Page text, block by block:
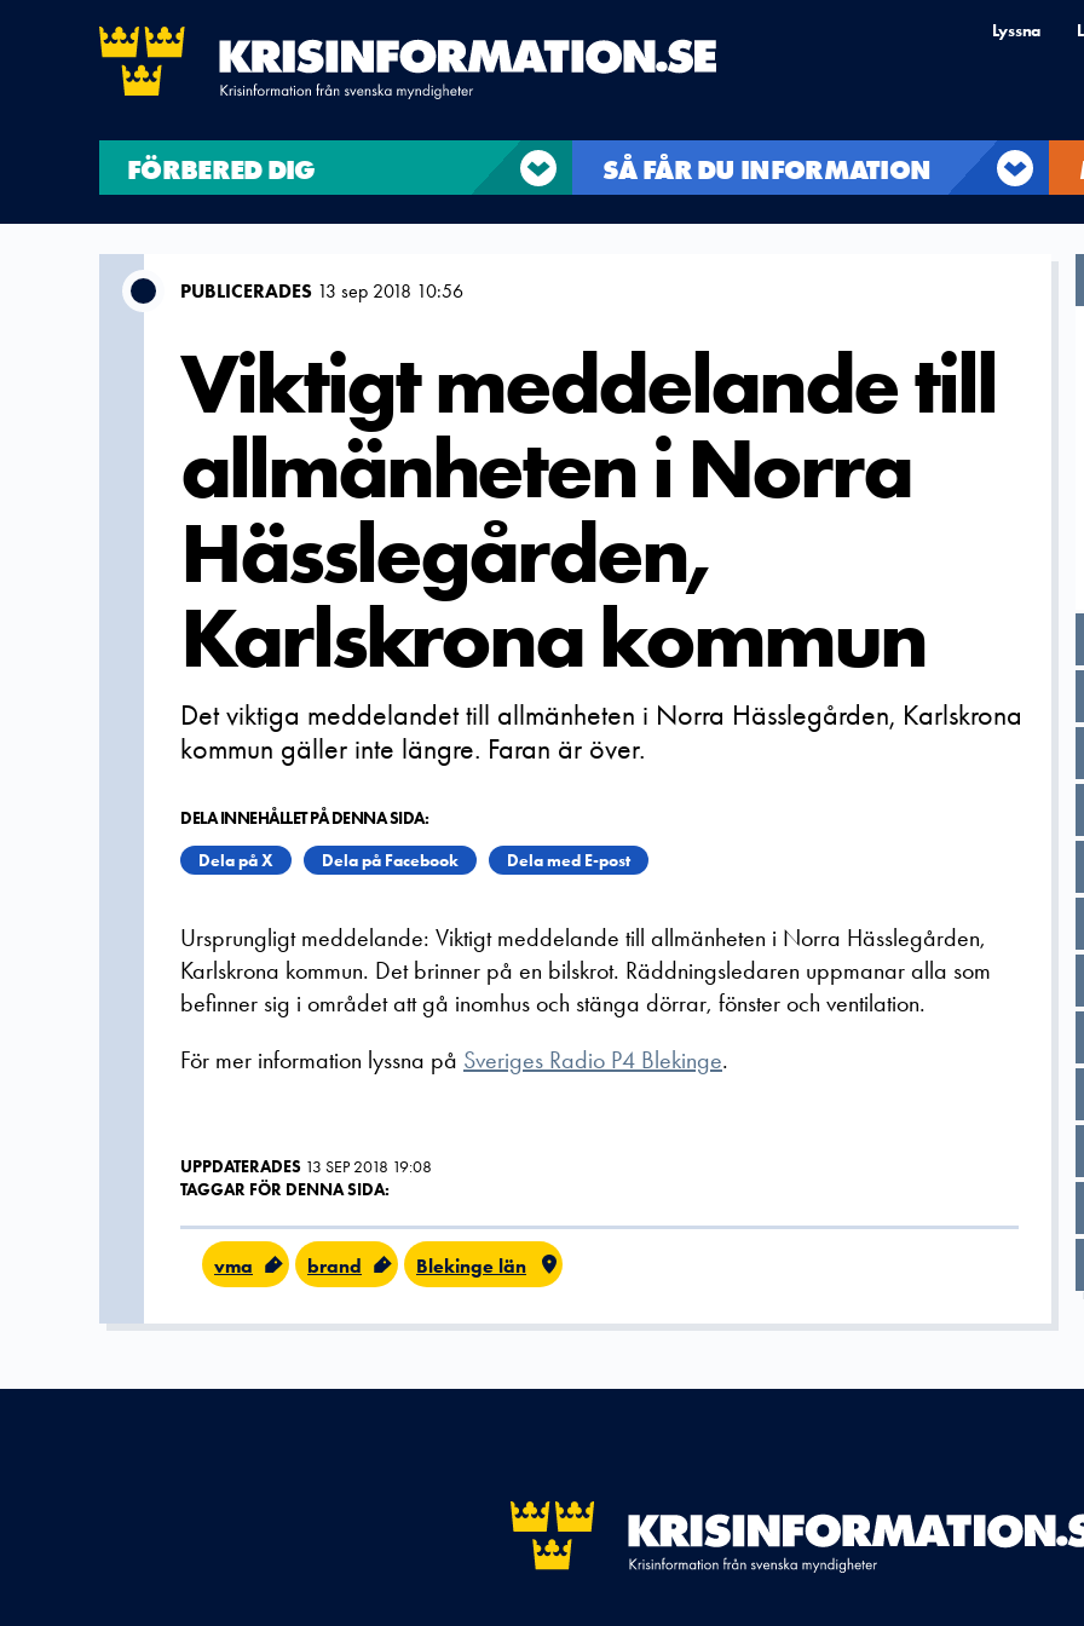
Lyssna
FÖRBERED DIG SÅ FÅR DU INFORMATION
PUBLICERADES 13 sep 2018 10:56
Viktigt meddelande till
allmänheten i Norra
Hässlegården,
Karlskrona kommun
Det viktiga meddelandet till allmänheten i Norra Hässlegården, Karlskrona
kommun gäller inte längre. Faran är över.
DELA INNEHÅLLET PÅ DENNA SIDA:
Dela på X
Dela på Facebook Dela med E-post
Ursprungligt meddelande: Viktigt meddelande till allmänheten i Norra Hässlegården,
Karlskrona kommun. Det brinner på en bilskrot. Räddningsledaren uppmanar alla som
befinner sig i området att gå inomhus och stänga dörrar, fönster och ventilation.
För mer information lyssna på Sveriges Radio P4 Blekinge.
UPPDATERADES 13 SEP 2018 19:08
TAGGAR FÖR DENNA SIDA:
vma brand Blekinge län